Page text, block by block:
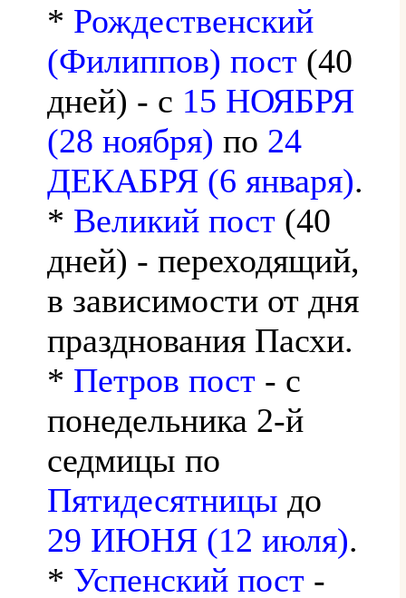
* Рождественский
(Филиппов) пост (40
дней) - с 15 НОЯБРЯ
(28 ноября) по 24
ДЕКАБРЯ (6 января).
* Великий пост (40
дней) - переходящий,
в зависимости от дня
празднования Пасхи.
* Петров пост - с
понедельника 2-й
седмицы по
Пятидесятницы до
29 ИЮНЯ (12 июля).
* Успенский пост -